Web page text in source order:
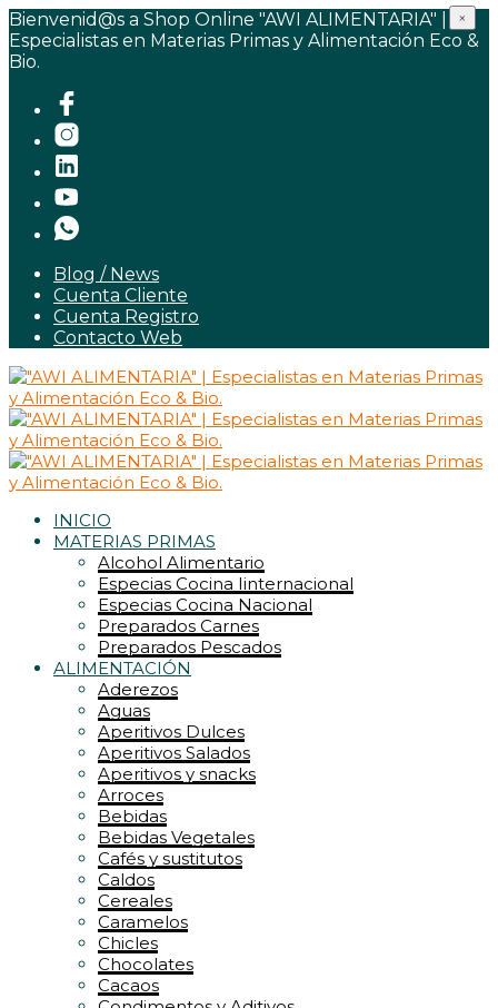
Bienvenid@s a Shop Online "AWI ALIMENTARIA" |
Especialistas en Materias Primas y Alimentación Eco &
Bio.
Blog / News
Cuenta Cliente
Cuenta Registro
Contacto Web
INICIO
MATERIAS PRIMAS
Alcohol Alimentario
Especias Cocina Iinternacional
Especias Cocina Nacional
Preparados Carnes
Preparados Pescados
ALIMENTACIÓN
Aderezos
Aguas
Aperitivos Dulces
Aperitivos Salados
Aperitivos y snacks
Arroces
Bebidas
Bebidas Vegetales
Cafés y sustitutos
Caldos
Cereales
Caramelos
Chicles
Chocolates
Cacaos
×